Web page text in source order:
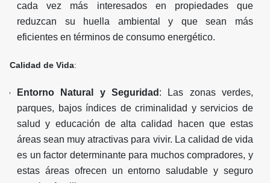
cada vez más interesados en propiedades que
reduzcan su huella ambiental y que sean más
eficientes en términos de consumo energético.
Calidad de Vida:
Entorno Natural y Seguridad : Las zonas verdes,
parques, bajos índices de criminalidad y servicios de
salud y educación de alta calidad hacen que estas
áreas sean muy atractivas para vivir. La calidad de vida
es un factor determinante para muchos compradores, y
estas áreas ofrecen un entorno saludable y seguro